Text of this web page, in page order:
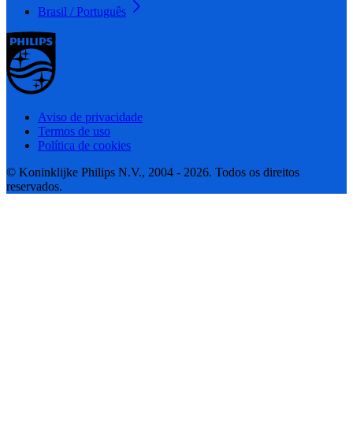
Brasil / Português
Aviso de privacidade
Termos de uso
Política de cookies
© Koninklijke Philips N.V., 2004 - 2026. Todos os direitos
reservados.